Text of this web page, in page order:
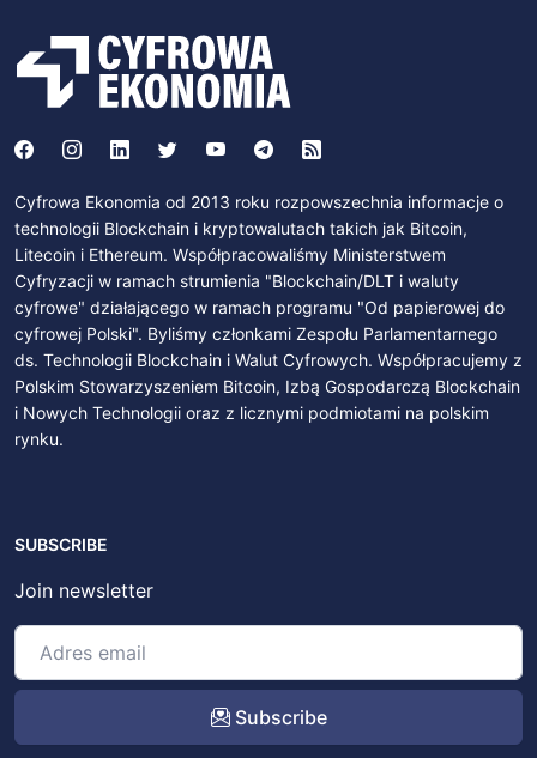
Cyfrowa Ekonomia od 2013 roku rozpowszechnia informacje o
technologii Blockchain i kryptowalutach takich jak Bitcoin,
Litecoin i Ethereum. Współpracowaliśmy Ministerstwem
Cyfryzacji w ramach strumienia "Blockchain/DLT i waluty
cyfrowe" działającego w ramach programu "Od papierowej do
cyfrowej Polski". Byliśmy członkami Zespołu Parlamentarnego
ds. Technologii Blockchain i Walut Cyfrowych. Współpracujemy z
Polskim Stowarzyszeniem Bitcoin, Izbą Gospodarczą Blockchain
i Nowych Technologii oraz z licznymi podmiotami na polskim
rynku.
SUBSCRIBE
Join newsletter
Subscribe